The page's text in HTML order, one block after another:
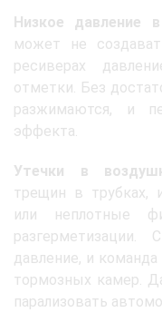
Низкое давление
может не
ресиверах
отметки. Без
разжимаются, и
эффекта.
Утечки в
трещин в трубках,
или неплотные
давление, и
тормозных камер.
парализовать